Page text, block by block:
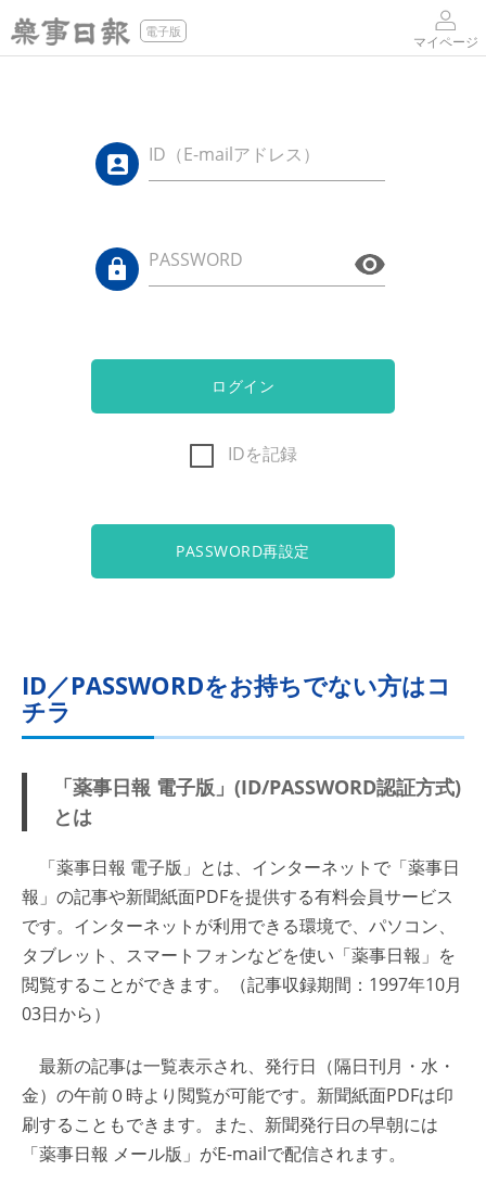
電子版
マイページ
ID（E-mailアドレス）
PASSWORD
ログイン
IDを記録
PASSWORD再設定
ID／PASSWORDをお持ちでない方はコ
チラ
「薬事日報 電子版」(ID/PASSWORD認証方式)
とは
「薬事日報 電子版」とは、インターネットで「薬事日
報」の記事や新聞紙面PDFを提供する有料会員サービス
です。インターネットが利用できる環境で、パソコン、
タブレット、スマートフォンなどを使い「薬事日報」を
閲覧することができます。（記事収録期間：1997年10月
03日から）
最新の記事は一覧表示され、発行日（隔日刊月・水・
金）の午前０時より閲覧が可能です。新聞紙面PDFは印
刷することもできます。また、新聞発行日の早朝には
「薬事日報 メール版」がE-mailで配信されます。